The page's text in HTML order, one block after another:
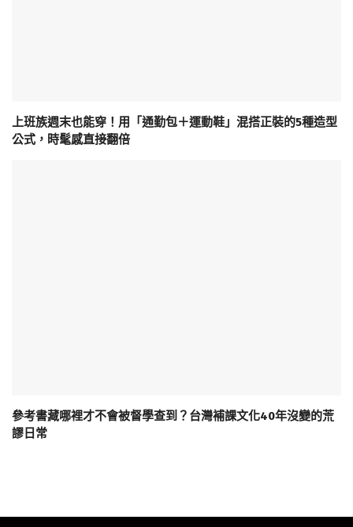
上班族週末也能穿！用「通勤包＋運動鞋」混搭正裝的5種造型
公式，時髦感直接翻倍
參考書藏哪裡才不會被督學查到？台灣補課文化40年沒變的荒
謬日常